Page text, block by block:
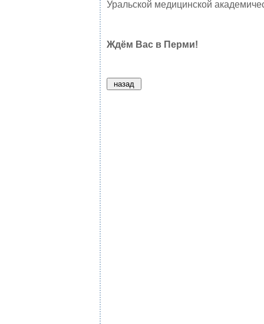
Уральской медицинской
Ждём Вас в Перми!